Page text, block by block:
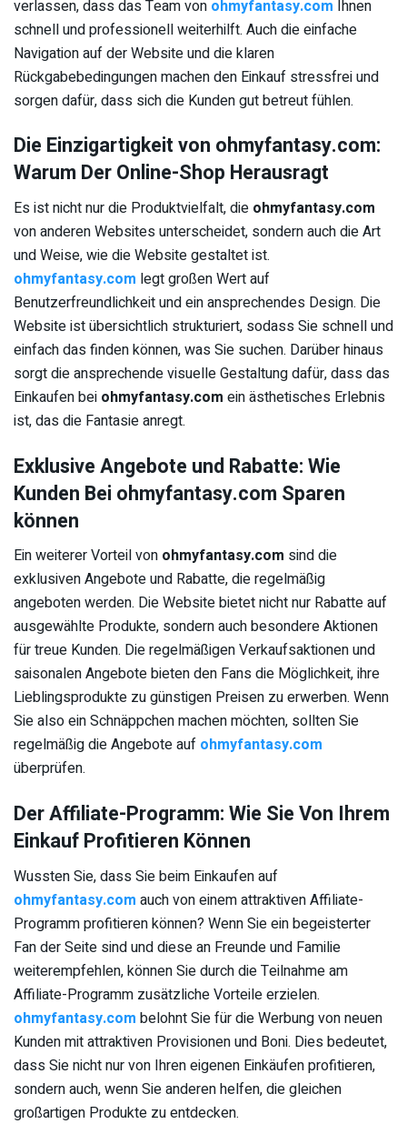
verlassen, dass das Team von ohmyfantasy.com Ihnen
schnell und professionell weiterhilft. Auch die einfache
Navigation auf der Website und die klaren
Rückgabebedingungen machen den Einkauf stressfrei und
sorgen dafür, dass sich die Kunden gut betreut fühlen.
Die Einzigartigkeit von ohmyfantasy.com:
Warum Der Online-Shop Herausragt
Es ist nicht nur die Produktvielfalt, die ohmyfantasy.com
von anderen Websites unterscheidet, sondern auch die Art
und Weise, wie die Website gestaltet ist.
ohmyfantasy.com legt großen Wert auf
Benutzerfreundlichkeit und ein ansprechendes Design. Die
Website ist übersichtlich strukturiert, sodass Sie schnell und
einfach das finden können, was Sie suchen. Darüber hinaus
sorgt die ansprechende visuelle Gestaltung dafür, dass das
Einkaufen bei ohmyfantasy.com ein ästhetisches Erlebnis
ist, das die Fantasie anregt.
Exklusive Angebote und Rabatte: Wie
Kunden Bei ohmyfantasy.com Sparen
können
Ein weiterer Vorteil von ohmyfantasy.com sind die
exklusiven Angebote und Rabatte, die regelmäßig
angeboten werden. Die Website bietet nicht nur Rabatte auf
ausgewählte Produkte, sondern auch besondere Aktionen
für treue Kunden. Die regelmäßigen Verkaufsaktionen und
saisonalen Angebote bieten den Fans die Möglichkeit, ihre
Lieblingsprodukte zu günstigen Preisen zu erwerben. Wenn
Sie also ein Schnäppchen machen möchten, sollten Sie
regelmäßig die Angebote auf ohmyfantasy.com
überprüfen.
Der Affiliate-Programm: Wie Sie Von Ihrem
Einkauf Profitieren Können
Wussten Sie, dass Sie beim Einkaufen auf
ohmyfantasy.com auch von einem attraktiven Affiliate-
Programm profitieren können? Wenn Sie ein begeisterter
Fan der Seite sind und diese an Freunde und Familie
weiterempfehlen, können Sie durch die Teilnahme am
Affiliate-Programm zusätzliche Vorteile erzielen.
ohmyfantasy.com belohnt Sie für die Werbung von neuen
Kunden mit attraktiven Provisionen und Boni. Dies bedeutet,
dass Sie nicht nur von Ihren eigenen Einkäufen profitieren,
sondern auch, wenn Sie anderen helfen, die gleichen
großartigen Produkte zu entdecken.